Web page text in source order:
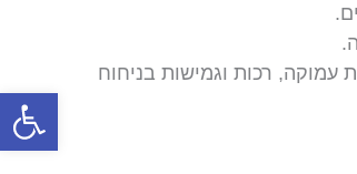
פתח
רכות וגמישות בניחוח